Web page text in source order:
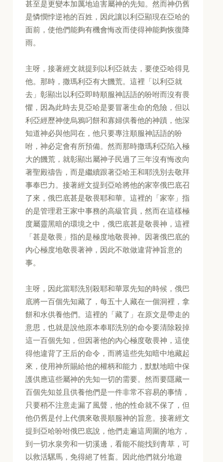
甚至是更變本加厲地迫害屬神的先知。然而神仍舊
是憐憫悖逆祂的百姓，因此讓以利亞顯現在亞哈的
面前，使他們能夠有機會悔改而使得神能夠恢復降
雨。
主呀，接著經文就提到以利亞就去，要使亞哈得見
他。那時，撒瑪利亞有大饑荒。這裡「以利亞就
去」彰顯出以利亞即時順服神話語的吩咐而沒有畏
懼，因為此時去見亞哈是要冒著生命的危險，但以
利亞經歷神使烏鴉叼餅和寡婦供養他的神蹟，他深
知道神必與他同在，他只要專注順服神話語的吩
咐，神必定會有所預備。然而那時撒瑪利亞陷入極
大的饑荒，就彰顯出屬神子民過了三年沒有悔改向
著聖殿禱告，而是繼續跟著亞哈王和耶洗別去敬拜
事奉巴力。接著經文提到亞哈將他的家宰俄巴底召
了來，俄巴底甚是敬畏耶和華。這裡的「家宰」指
的是管理君王家中事務的高級官員，然而在這樣極
度屬靈黑暗的環境之中，俄巴底甚是敬畏神，這裡
「甚是敬畏」指的是極度地敬畏神。因著俄巴底的
內心極度地敬畏著神，因此不敢做違背神旨意的
事。
主呀，因此當耶洗別殺耶和華眾先知的時候，俄巴
底將一百個先知藏了，每五十人藏在一個洞裡，拿
餅和水供養他們。這裡的「藏了」在原文是帶走的
意思，也就是說他原本奉耶洗別的命令要清除殺掉
這一百個先知，但因著他的內心極度敬畏神，這使
得他違背了王后的命令，而將這些先知暗中地藏起
來，使用神所賜給他的權柄和能力，默默地暗中保
護供應這些屬神的先知一切的需要。然而要隱藏一
百個先知並且供養他們是一件非常不容易的事情，
只要稍不注意走漏了風聲，他的性命就不保了，但
他仍舊是付上代價來敬畏順服神的旨意。接著經文
提到亞哈吩咐俄巴底說，他們走遍這周圍的地方，
到一切水泉旁和一切溪邊，看能不能找到青草，可
以救活騾馬，免得絕了牲畜。因此他們就分地遊